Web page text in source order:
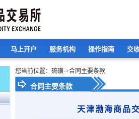
马上开户 服务机构 操作指南 交
您当前位置：硫磺->合同主要条款
合同主要条款
天津渤海商品